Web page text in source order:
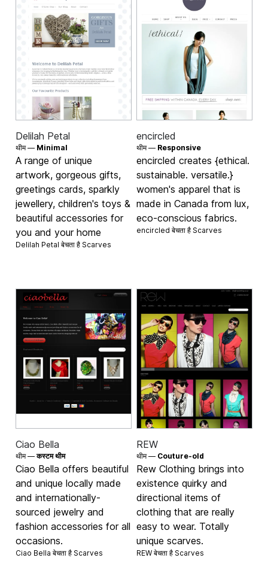
Delilah Petal
थीम — Minimal
A range of unique
artwork, gorgeous gifts,
greetings cards, sparkly
jewellery, children's toys &
beautiful accessories for
you and your home
Delilah Petal बेचता है Scarves
encircled
थीम — Responsive
encircled creates {ethical.
sustainable. versatile.}
women's apparel that is
made in Canada from lux,
eco-conscious fabrics.
encircled बेचता है Scarves
Ciao Bella
थीम —कस्टम थीम
Ciao Bella offers beautiful
and unique locally made
and internationally-
sourced jewelry and
fashion accessories for all
occasions.
Ciao Bella बेचता है Scarves
REW
थीम — Couture-old
Rew Clothing brings into
existence quirky and
directional items of
clothing that are really
easy to wear. Totally
unique scarves.
REW बेचता है Scarves